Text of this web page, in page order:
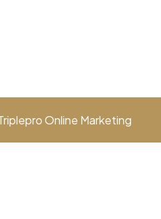
Online Marketing